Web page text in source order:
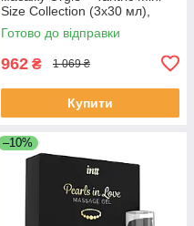
Size Collection (3х30 мл),
зволоження
Готово до відправки
962 ₴ 1 069 ₴
Купити
–10%